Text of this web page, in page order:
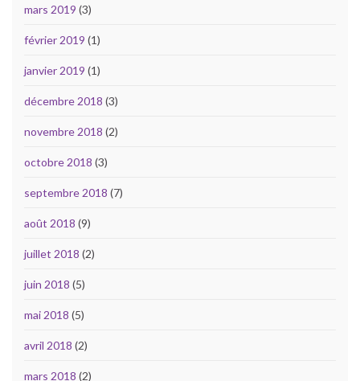
mars 2019 (3)
février 2019 (1)
janvier 2019 (1)
décembre 2018 (3)
novembre 2018 (2)
octobre 2018 (3)
septembre 2018 (7)
août 2018 (9)
juillet 2018 (2)
juin 2018 (5)
mai 2018 (5)
avril 2018 (2)
mars 2018 (2)